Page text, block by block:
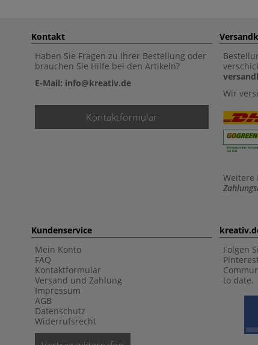
Kontakt
Haben Sie Fragen zu Ihrer Bestellung oder
brauchen Sie Hilfe bei den Artikeln?
E-Mail: info@kreativ.de
Kontaktformular
Wir
Weitere
Kundenservice
Mein Konto
FAQ
Kontaktformular
Versand und Zahlung
Impressum
AGB
Datenschutz
Widerrufsrecht
Folgen
to date.